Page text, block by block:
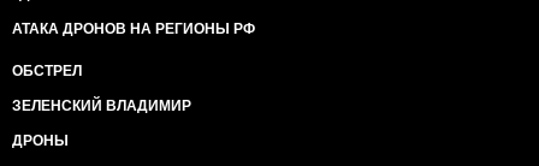
АТАКА ДРОНОВ НА РЕГИОНЫ РФ
ОБСТРЕЛ
ЗЕЛЕНСКИЙ ВЛАДИМИР
ДРОНЫ